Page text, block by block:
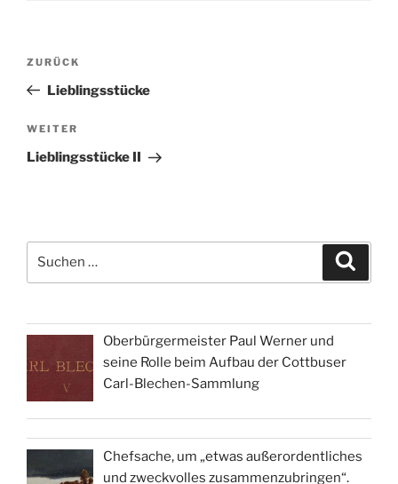
Beitragsnavigation
Vorheriger
Beitrag
ZURÜCK
Lieblingsstücke
Nächster
Beitrag
WEITER
Lieblingsstücke II
nach:
Oberbürgermeister Paul Werner und
seine Rolle beim Aufbau der Cottbuser
Carl-Blechen-Sammlung
Chefsache, um „etwas außerordentliches
und zweckvolles zusammenzubringen“.